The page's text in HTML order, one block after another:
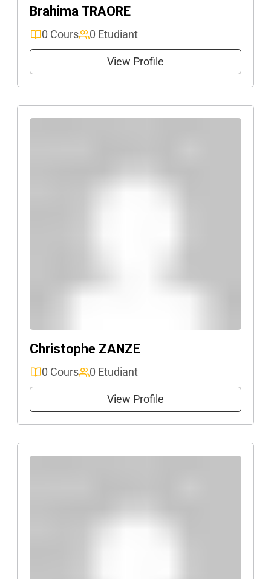
Brahima TRAORE
0 Cours 0 Etudiant
View Profile
Christophe ZANZE
0 Cours 0 Etudiant
View Profile